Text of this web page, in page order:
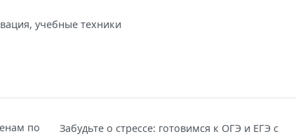
учебные техники
по
Забудьте о стрессе: готовимся к ОГЭ и ЕГЭ с